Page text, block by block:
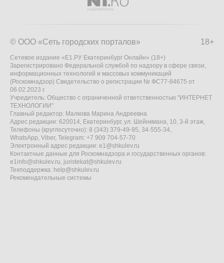
18+
© ООО «Сеть городских порталов»
Сетевое издание «Е1.РУ Екатеринбург Онлайн» (18+)
Зарегистрировано Федеральной службой по надзору в сфере связи,
информационных технологий и массовых коммуникаций
(Роскомнадзор) Свидетельство о регистрации № ФС77-84675 от
06.02.2023 г.
Учредитель: Общество с ограниченной ответственностью "ИНТЕРНЕТ
ТЕХНОЛОГИИ"
Главный редактор: Малкова Марина Андреевна
Адрес редакции: 620014, Екатеринбург, ул. Шейнкмана, 10, 3-й этаж,
Телефоны (круглосуточно): 8 (343) 379-49-95, 34-555-34,
WhatsApp, Viber, Telegram: +7 909 704-57-70
Электронный адрес редакции: e1@shkulev.ru
Контактные данные для Роскомнадзора и государственных органов:
e1info@shkulev.ru juristekat@shkulev.ru
Техподдержка: help@shkulev.ru
Рекомендательные системы